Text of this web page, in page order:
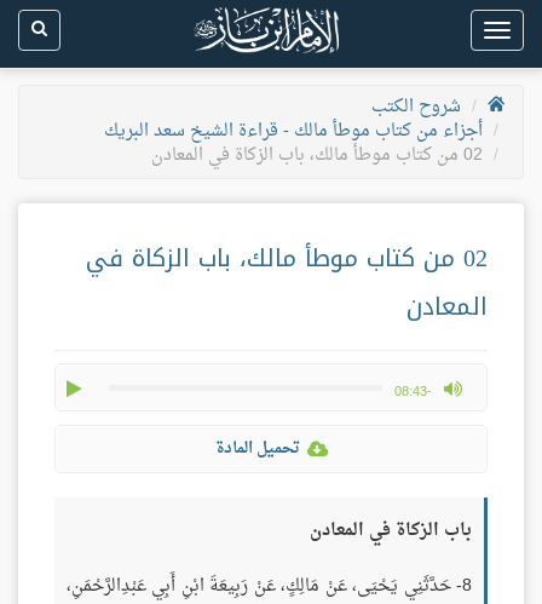
Toggle
navigation
شروح الكتب
أجزاء من كتاب موطأ مالك - قراءة الشيخ سعد البريك
02 من كتاب موطأ مالك، باب الزكاة في المعادن
02 من كتاب موطأ مالك، باب الزكاة في
المعادن
-08:43
max volume
تحميل المادة
باب الزكاة في المعادن
8- حَدَّثَنِي يَحْيَى، عَنْ مَالِكٍ، عَنْ رَبِيعَةَ ابْنِ أَبِي عَبْدِالرَّحْمَنِ،